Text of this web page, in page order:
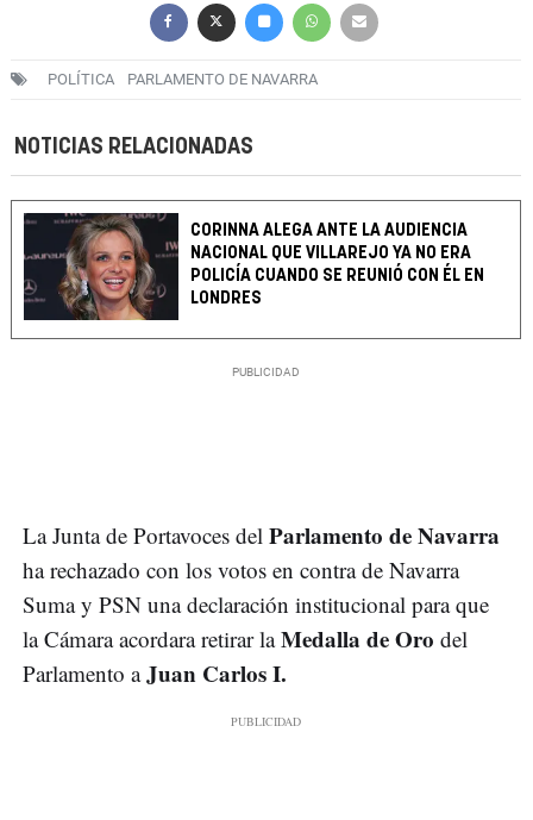
POLÍTICA PARLAMENTO DE NAVARRA
NOTICIAS RELACIONADAS
CORINNA ALEGA ANTE LA AUDIENCIA
NACIONAL QUE VILLAREJO YA NO ERA
POLICÍA CUANDO SE REUNIÓ CON ÉL EN
LONDRES
La Junta de Portavoces del Parlamento de Navarra
ha rechazado con los votos en contra de Navarra
Suma y PSN una declaración institucional para que
la Cámara acordara retirar laMedalla de Oro del
Parlamento aJuan Carlos I.